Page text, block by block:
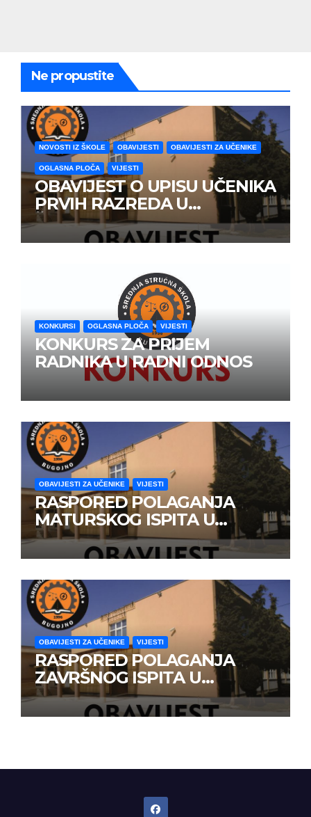
Ne propustite
NOVOSTI IZ ŠKOLE OBAVIJESTI OBAVIJESTI ZA UČENIKE
OGLASNA PLOČA VIJESTI
OBAVIJEST O UPISU UČENIKA
PRVIH RAZREDA U
ŠKOLSKOJ 2026/2027
GODINE
KONKURSI OGLASNA PLOČA VIJESTI
KONKURS ZA PRIJEM
RADNIKA U RADNI ODNOS
OBAVIJESTI ZA UČENIKE VIJESTI
RASPORED POLAGANJA
MATURSKOG ISPITA U
JUNSKOM ISPITNOM ROKU
OBAVIJESTI ZA UČENIKE VIJESTI
RASPORED POLAGANJA
ZAVRŠNOG ISPITA U
JUNSKOM ISPITNOM ROKU